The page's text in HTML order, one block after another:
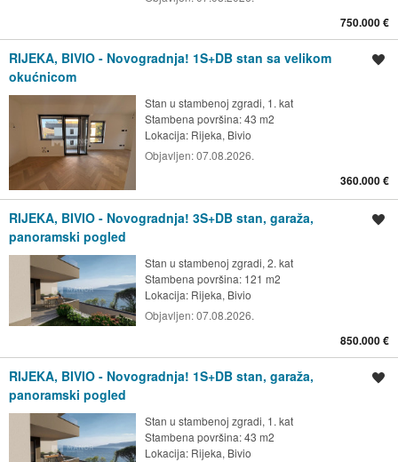
750.000 €
RIJEKA, BIVIO - Novogradnja! 1S+DB stan sa velikom
okućnicom
Stan u stambenoj zgradi, 1. kat
Stambena površina: 43 m2
Lokacija: Rijeka, Bivio
Objavljen:07.08.2026.
360.000 €
RIJEKA, BIVIO - Novogradnja! 3S+DB stan, garaža,
panoramski pogled
Stan u stambenoj zgradi, 2. kat
Stambena površina: 121 m2
Lokacija: Rijeka, Bivio
Objavljen:07.08.2026.
850.000 €
RIJEKA, BIVIO - Novogradnja! 1S+DB stan, garaža,
panoramski pogled
Stan u stambenoj zgradi, 1. kat
Stambena površina: 43 m2
Lokacija: Rijeka, Bivio